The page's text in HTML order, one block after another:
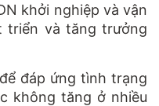
khởi nghiệp và vận
triển và tăng trưởng
đáp ứng tình trạng
không tăng ở nhiều